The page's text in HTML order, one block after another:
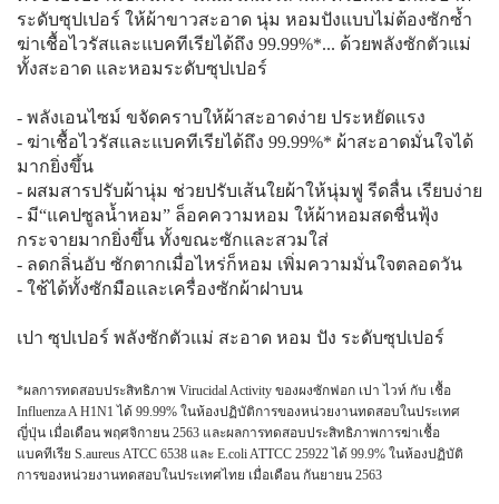
ระดับซุปเปอร์ ให้ผ้าขาวสะอาด นุ่ม หอมปังแบบไม่ต้องซักซ้ำ
ฆ่าเชื้อไวรัสและแบคทีเรียได้ถึง 99.99%*... ด้วยพลังซักตัวแม่
ทั้งสะอาด และหอมระดับซุปเปอร์
- พลังเอนไซม์ ขจัดคราบให้ผ้าสะอาดง่าย ประหยัดแรง
- ฆ่าเชื้อไวรัสและแบคทีเรียได้ถึง 99.99%* ผ้าสะอาดมั่นใจได้
มากยิ่งขึ้น
- ผสมสารปรับผ้านุ่ม ช่วยปรับเส้นใยผ้าให้นุ่มฟู รีดลื่น เรียบง่าย
- มี“แคปซูลน้ำหอม” ล็อคความหอม ให้ผ้าหอมสดชื่นฟุ้ง
กระจายมากยิ่งขึ้น ทั้งขณะซักและสวมใส่
- ลดกลิ่นอับ ซักตากเมื่อไหร่ก็หอม เพิ่มความมั่นใจตลอดวัน
- ใช้ได้ทั้งซักมือและเครื่องซักผ้าฝาบน
เปา ซุปเปอร์ พลังซักตัวแม่ สะอาด หอม ปัง ระดับซุปเปอร์
*ผลการทดสอบประสิทธิภาพ Virucidal Activity ของผงซักฟอก เปา ไวท์ กับ เชื้อ
Influenza A H1N1 ได้ 99.99% ในห้องปฏิบัติการของหน่วยงานทดสอบในประเทศ
ญี่ปุ่น เมื่อเดือน พฤศจิกายน 2563 และผลการทดสอบประสิทธิภาพการฆ่าเชื้อ
แบคทีเรีย S.aureus ATCC 6538 และ E.coli ATTCC 25922 ได้ 99.9% ในห้องปฏิบัติ
การของหน่วยงานทดสอบในประเทศไทย เมื่อเดือน กันยายน 2563